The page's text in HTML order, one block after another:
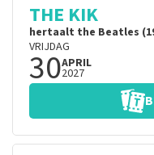
THE KIK
hertaalt the Beatles
VRIJDAG
30APRIL
2027